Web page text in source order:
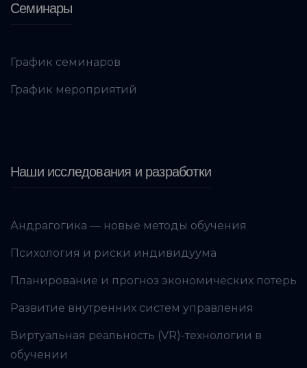
Семинары
График семинаров
График мероприятий
Наши исследования и разработки
Андрагогика — новые методы обучения
Психология и риски индивидуума
Планирование и прогноз экономических потерь
Развитие внутренних систем управления
Виртуальная реальность (VR)-технологии в
обучении